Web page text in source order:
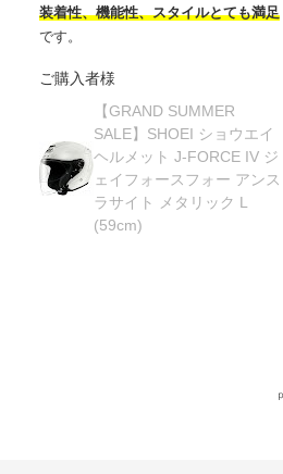
装着性、機能性、スタイルとても満足
です。
ご購入者様
【GRAND SUMMER
SALE】SHOEI ショウエイ
ヘルメット J-FORCE IV ジ
ェイフォースフォー アンス
ラサイト メタリック L
(59cm)